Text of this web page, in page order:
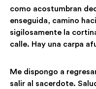
como acostumbran
enseguida, camino
sigilosamente la
calle. Hay una carpa
Me dispongo a
salir al sacerdote.